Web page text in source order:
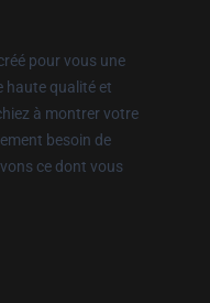
pour vous une
haute qualité et
à montrer votre
besoin de
ce dont vous